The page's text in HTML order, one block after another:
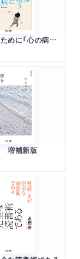
子は親を救うために「心の病」になる
増補新版